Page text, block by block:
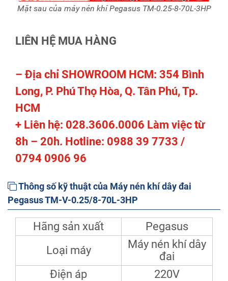
Mặt sau của máy nén khí Pegasus TM-0.25-8-70L-3HP
LIÊN HỆ MUA HÀNG
– Địa chỉ SHOWROOM HCM: 354 Bình
Long, P. Phú Thọ Hòa, Q. Tân Phú, Tp.
HCM
+ Liên hệ: 028.3606.0006 Làm việc từ
8h – 20h. Hotline: 0988 39 7733 /
0794 0906 96
Thông số kỹ thuật của Máy nén khí dây đai
Pegasus TM-V-0.25/8-70L-3HP
Hãng sản xuất
Pegasus
Loại máy
Máy nén khí dây
đai
Điện áp
220V